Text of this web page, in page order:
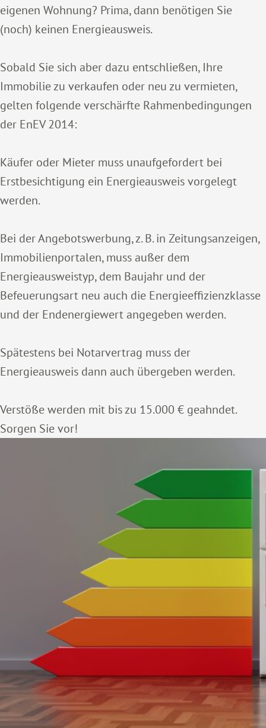
eigenen Wohnung? Prima, dann benötigen Sie
(noch) keinen Energieausweis.
Sobald Sie sich aber dazu entschließen, Ihre
Immobilie zu verkaufen oder neu zu vermieten,
gelten folgende verschärfte Rahmenbedingungen
der EnEV 2014:
Käufer oder Mieter muss unaufgefordert bei
Erstbesichtigung ein Energieausweis vorgelegt
werden.
Bei der Angebotswerbung, z. B. in Zeitungsanzeigen,
Immobilienportalen, muss außer dem
Energieausweistyp, dem Baujahr und der
Befeuerungsart neu auch die Energieeffizienzklasse
und der Endenergiewert angegeben werden.
Spätestens bei Notarvertrag muss der
Energieausweis dann auch übergeben werden.
Verstöße werden mit bis zu 15.000 € geahndet.
Sorgen Sie vor!